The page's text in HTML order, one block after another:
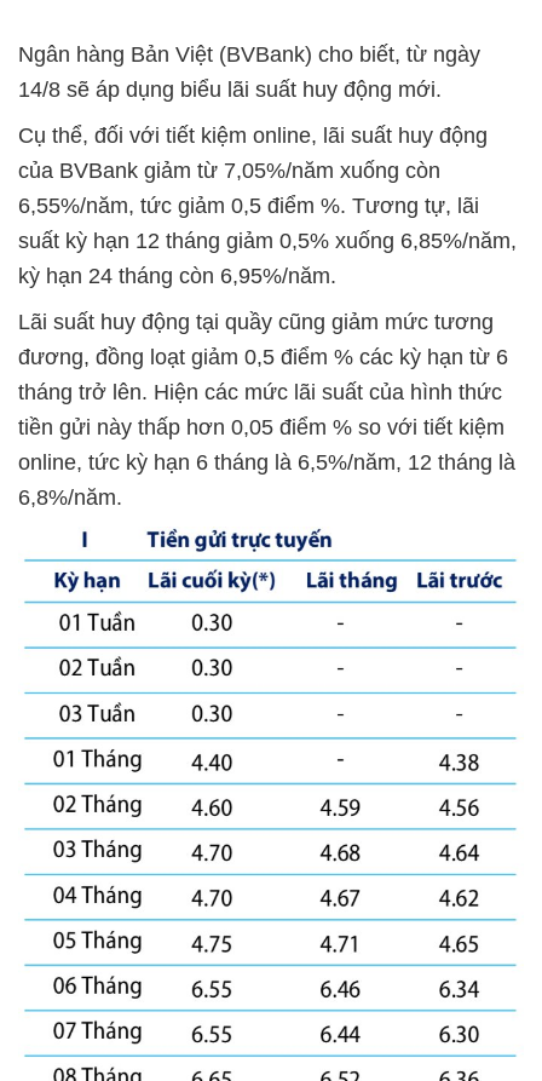
Ngân hàng Bản Việt (BVBank) cho biết, từ ngày
14/8 sẽ áp dụng biểu lãi suất huy động mới.
Cụ thể, đối với tiết kiệm online, lãi suất huy động
của BVBank giảm từ 7,05%/năm xuống còn
6,55%/năm, tức giảm 0,5 điểm %. Tương tự, lãi
suất kỳ hạn 12 tháng giảm 0,5% xuống 6,85%/năm,
kỳ hạn 24 tháng còn 6,95%/năm.
Lãi suất huy động tại quầy cũng giảm mức tương
đương, đồng loạt giảm 0,5 điểm % các kỳ hạn từ 6
tháng trở lên. Hiện các mức lãi suất của hình thức
tiền gửi này thấp hơn 0,05 điểm % so với tiết kiệm
online, tức kỳ hạn 6 tháng là 6,5%/năm, 12 tháng là
6,8%/năm.